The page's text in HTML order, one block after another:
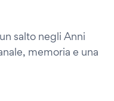
salto negli Anni
memoria e una